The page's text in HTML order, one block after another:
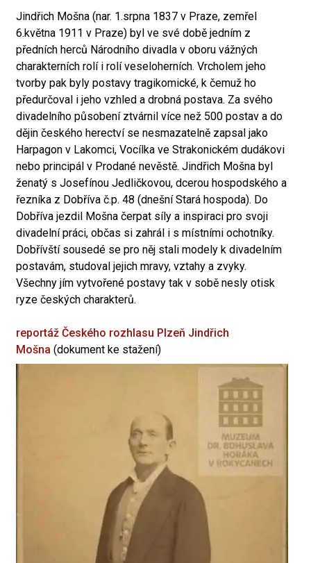
Jindřich Mošna (nar. 1.srpna 1837 v Praze, zemřel
6.května 1911 v Praze) byl ve své době jedním z
předních herců Národního divadla v oboru vážných
charakterních rolí i rolí veseloherních. Vrcholem jeho
tvorby pak byly postavy tragikomické, k čemuž ho
předurčoval i jeho vzhled a drobná postava. Za svého
divadelního působení ztvárnil více než 500 postav a do
dějin českého herectví se nesmazatelně zapsal jako
Harpagon v Lakomci, Vocílka ve Strakonickém dudákovi
nebo principál v Prodané nevěstě. Jindřich Mošna byl
ženatý s Josefínou Jedličkovou, dcerou hospodského a
řezníka z Dobříva č.p. 48 (dnešní Stará hospoda). Do
Dobříva jezdil Mošna čerpat síly a inspiraci pro svoji
divadelní práci, občas si zahrál i s místními ochotníky.
Dobřívští sousedé se pro něj stali modely k divadelním
postavám, studoval jejich mravy, vztahy a zvyky.
Všechny jím vytvořené postavy tak v sobě nesly otisk
ryze českých charakterů.
reportáž Českého rozhlasu Plzeň Jindřich
Mošna (dokument ke stažení)